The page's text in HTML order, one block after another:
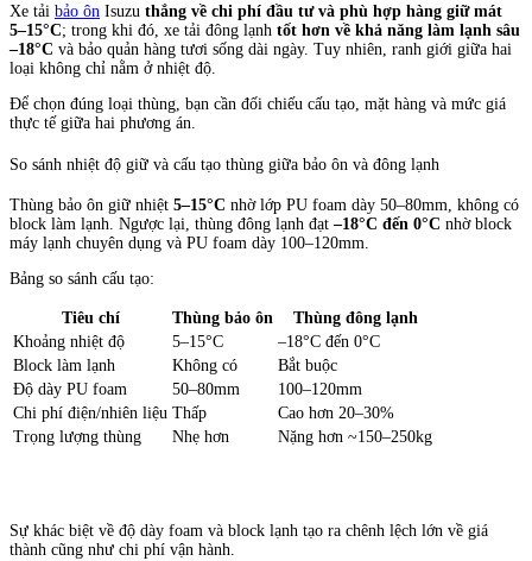
Xe tải bảo ôn Isuzu thắng về chi phí đầu tư và phù hợp hàng giữ mát
5–15°C; trong khi đó, xe tải đông lạnh tốt hơn về khả năng làm lạnh sâu
–18°C và bảo quản hàng tươi sống dài ngày. Tuy nhiên, ranh giới giữa hai
loại không chỉ nằm ở nhiệt độ.
Để chọn đúng loại thùng, bạn cần đối chiếu cấu tạo, mặt hàng và mức giá
thực tế giữa hai phương án.
So sánh nhiệt độ giữ và cấu tạo thùng giữa bảo ôn và đông lạnh
Thùng bảo ôn giữ nhiệt 5–15°C nhờ lớp PU foam dày 50–80mm, không có
block làm lạnh. Ngược lại, thùng đông lạnh đạt –18°C đến 0°C nhờ block
máy lạnh chuyên dụng và PU foam dày 100–120mm.
Bảng so sánh cấu tạo:
Tiêu chí Thùng bảo ôn
Thùng đông lạnh
Khoảng nhiệt độ
5–15°C
–18°C đến 0°C
Block làm lạnh
Không có
Bắt buộc
Độ dày PU foam
50–80mm
100–120mm
Chi phí điện/nhiên liệu Thấp
Cao hơn 20–30%
Trọng lượng thùng
Nhẹ hơn Nặng hơn ~150–250kg
Sự khác biệt về độ dày foam và block lạnh tạo ra chênh lệch lớn về giá
thành cũng như chi phí vận hành.